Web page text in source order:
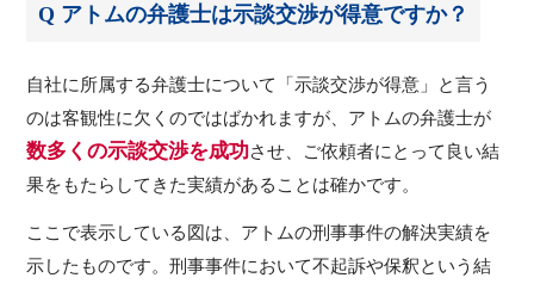
Q アトムの弁護士は示談交渉が得意ですか？
自社に所属する弁護士について「示談交渉が得意」と言う
のは客観性に欠くのではばかれますが、アトムの弁護士が
数多くの示談交渉を成功させ、ご依頼者にとって良い結
果をもたらしてきた実績があることは確かです。
ここで表示している図は、アトムの刑事事件の解決実績を
示したものです。刑事事件において不起訴や保釈という結